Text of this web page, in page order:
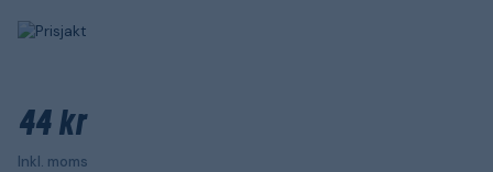
44 kr
Inkl. moms